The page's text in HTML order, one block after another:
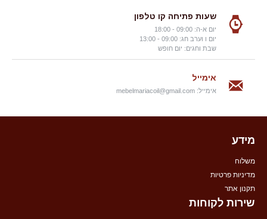
שעות פתיחה קו טלפון
יום א-ה: 09:00 - 18:00
יום ו וערב חג: 09:00 - 13:00
שבת וחגים: יום חופש
אימייל
אימייל: mebelmariacoil@gmail.com
מידע
משלוח
מדיניות פרטיות
תקנון אתר
שירות לקוחות